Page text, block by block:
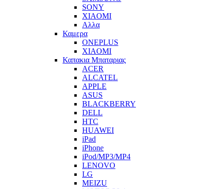
SONY
XIAOMI
Αλλα
Καμερα
ONEPLUS
XIAOMI
Καπακια Μπαταριας
ACER
ALCATEL
APPLE
ASUS
BLACKBERRY
DELL
HTC
HUAWEI
iPad
iPhone
iPod/MP3/MP4
LENOVO
LG
MEIZU